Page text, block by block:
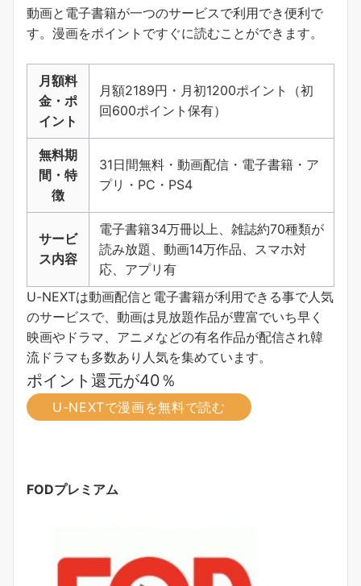
動画と電子書籍が一つのサービスで利用でき便利で
す。 漫画をポイントですぐに読むことができます。
月額料
金・ポ
イント
月額2189円・月初1200ポイント（初
回600ポイント保有）
無料期
間・特
徴
31日間無料・動画配信・電子書籍・ア
プリ・PC・PS4
サービ
ス内容
電子書籍34万冊以上、雑誌約70種類が
読み放題、動画14万作品、スマホ対
応、アプリ有
U-NEXTは動画配信と電子書籍が利用できる事で人気
のサービスで、動画は見放題作品が豊富でいち早く
映画やドラマ、アニメなどの有名作品が配信され韓
流ドラマも多数あり人気を集めています。
ポイント還元が40％
U-NEXTで漫画を無料で読む
FODプレミアム